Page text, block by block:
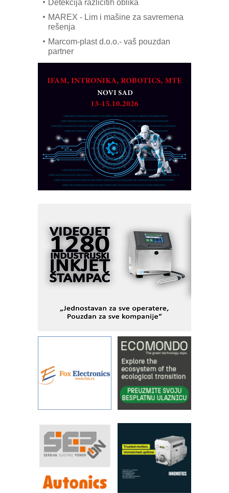
Detekcija različitih oblika
MAREX - Lim i mašine za savremena
rešenja
Marcom-plast d.o.o.- vaš pouzdan
partner
obradu!
Razvoj asortimanskog pravca MINI-
PLC AKYTEC
AUKOM: Svetski standard metrologije
dostupan u Srbiji
MOTOMAN – NEXT-Robotika vođena
veštačkom inteligencijom
I.SAFE MOBILE revolucioniše
industrijsku automatizaciju
pionirskimmobile operator PANEL-OM
KIP KOP – napredna rešenja za
savremene industrijske i logističke
objekte
Alba d.o.o. – 35 godina preciznosti u
metrologiji i pametnim dozirnim
rešenjima
STAUFF – Komponente koje
sistema
YAMADA pumpe – japanska
pouzdanost u transferu fluida
Filtration Group Industrial – Napredna
rešenja za filtraciju u hidrauličkim i
procesnim sistemima
RILINEX kompanije Rittal
FANUC: Najbolje za vašu pametnu
automatizaciju
Efikasno upravljanje energijom
Automatizacija pakovanja · Display
(Shelf-Ready) omotnice
Potpuna efikasnost bez složenih